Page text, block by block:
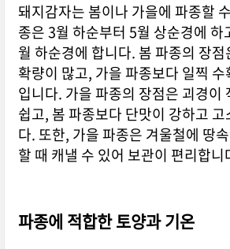
돼지감자는 봄이나 가을에 파종할
종은 3월 하순부터 5월 상순경에 하
월 하순경에 합니다. 봄 파종의 장
확량이 많고, 가을 파종보다 일찍
입니다. 가을 파종의 장점은 괴경이
쉽고, 봄 파종보다 단맛이 강하고
다. 또한, 가을 파종은 겨울철에 땅
할 때 캐낼 수 있어 보관이 편리합니
파종에 적합한 토양과 기온